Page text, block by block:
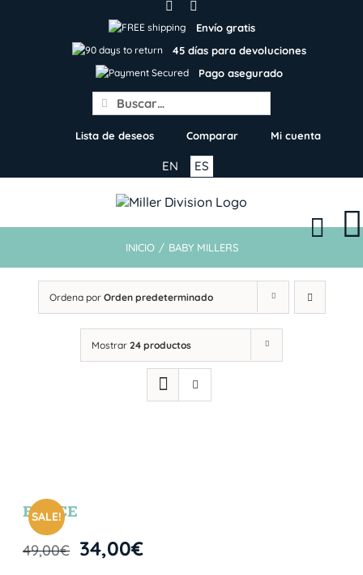
Envío gratis
45 días para devoluciones
Pago asegurado
Search
for:
Lista de deseos Comparar Mi cuenta
ES
EN
INICIO / BABY MILLERS
Ordena por Orden predeterminado
Mostrar 24 productos
SALE!
BRYCE
49,00€ 34,00€